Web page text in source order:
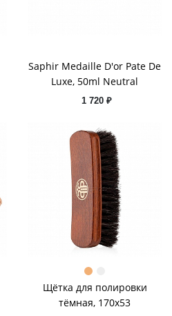
Saphir Medaille D'or Pate De
Luxe, 50ml Neutral
1 720 ₽
Щётка для полировки
тёмная, 170x53